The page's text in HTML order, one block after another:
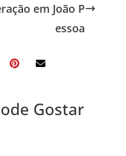
em João P
essoa
Gostar